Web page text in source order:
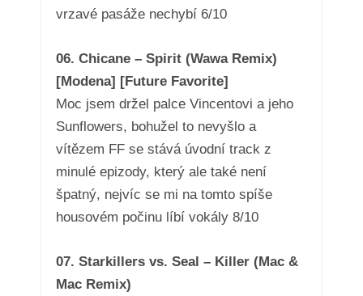
vrzavé pasáže nechybí 6/10
06. Chicane – Spirit (Wawa Remix)
[Modena] [Future Favorite]
Moc jsem držel palce Vincentovi a jeho
Sunflowers, bohužel to nevyšlo a
vítězem FF se stává úvodní track z
minulé epizody, který ale také není
špatný, nejvíc se mi na tomto spíše
housovém počinu líbí vokály 8/10
07. Starkillers vs. Seal – Killer (Mac &
Mac Remix)